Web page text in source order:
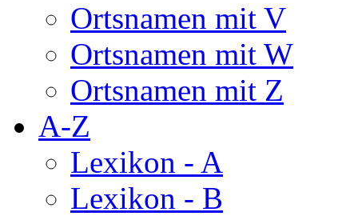
Ortsnamen mit V
Ortsnamen mit W
Ortsnamen mit Z
A-Z
Lexikon - A
Lexikon - B